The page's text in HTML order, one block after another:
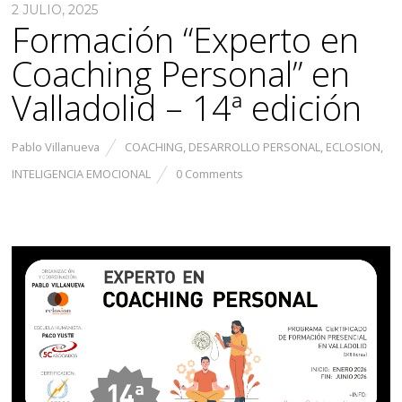
2 JULIO, 2025
Formación “Experto en
Coaching Personal” en
Valladolid – 14ª edición
Pablo Villanueva COACHING, DESARROLLO PERSONAL, ECLOSION,
INTELIGENCIA EMOCIONAL
0 Comments